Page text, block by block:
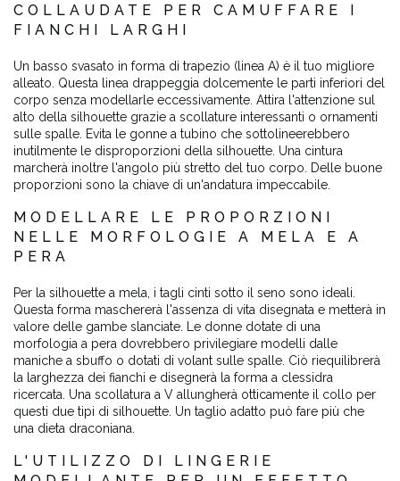
COLLAUDATE PER CAMUFFARE I
FIANCHI LARGHI
Un basso svasato in forma di trapezio (linea A) è il tuo migliore
alleato. Questa linea drappeggia dolcemente le parti inferiori del
corpo senza modellarle eccessivamente. Attira l'attenzione sul
alto della silhouette grazie a scollature interessanti o ornamenti
sulle spalle. Evita le gonne a tubino che sottolineerebbero
inutilmente le disproporzioni della silhouette. Una cintura
marcherà inoltre l'angolo più stretto del tuo corpo. Delle buone
proporzioni sono la chiave di un'andatura impeccabile.
MODELLARE LE PROPORZIONI
NELLE MORFOLOGIE A MELA E A
PERA
Per la silhouette a mela, i tagli cinti sotto il seno sono ideali.
Questa forma maschererà l'assenza di vita disegnata e metterà in
valore delle gambe slanciate. Le donne dotate di una
morfologia a pera dovrebbero privilegiare modelli dalle
maniche a sbuffo o dotati di volant sulle spalle. Ciò riequilibrerà
la larghezza dei fianchi e disegnerà la forma a clessidra
ricercata. Una scollatura a V allungherà otticamente il collo per
questi due tipi di silhouette. Un taglio adatto può fare più che
una dieta draconiana.
L'UTILIZZO DI LINGERIE